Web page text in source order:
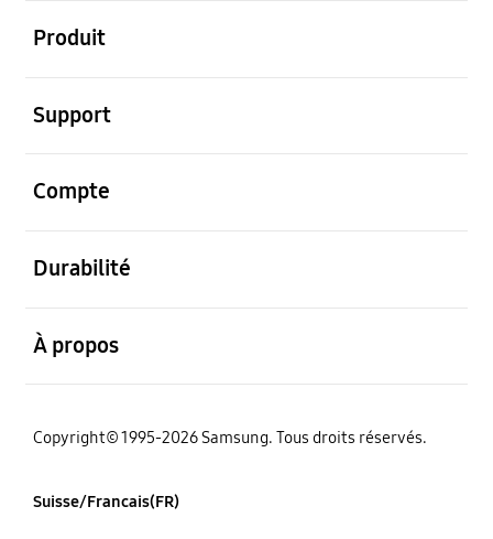
Produit
Support
Compte
Durabilité
À propos
Copyright© 1995-2026 Samsung. Tous droits réservés.
Suisse/Francais(FR)